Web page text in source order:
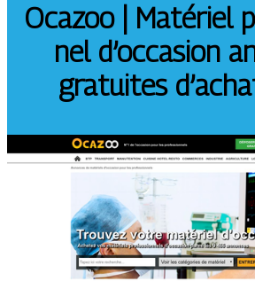
Ocazoo | Matériel
nel d’occasion
gratuites